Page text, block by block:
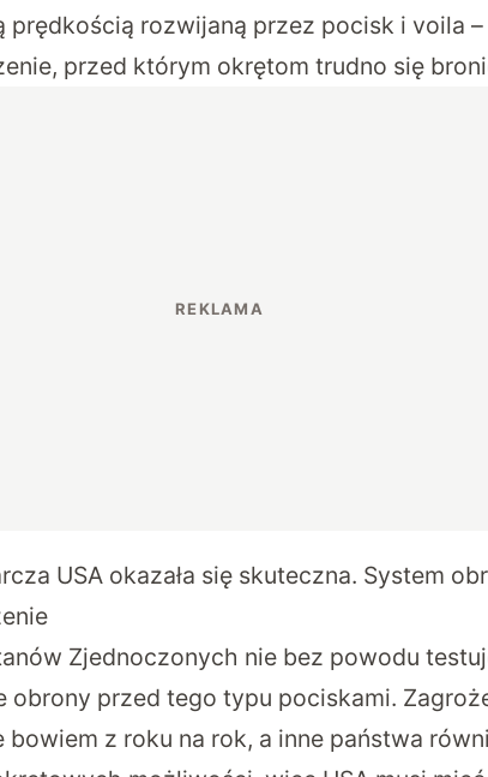
prędkością rozwijaną przez pocisk i voila
przed którym okrętom trudno się
USA okazała się skuteczna. System
Zjednoczonych nie bez powodu
obrony przed tego typu pociskami.
bowiem z roku na rok, a inne państwa